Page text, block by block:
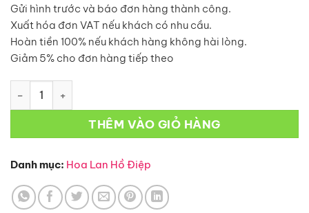
Gửi hình trước và báo đơn hàng thành công.
Xuất hóa đơn VAT nếu khách có nhu cầu.
Hoàn tiền 100% nếu khách hàng không hài lòng.
Giảm 5% cho đơn hàng tiếp theo
Hoa Lan Hồ Điệp-L33 số lượng
THÊM VÀO GIỎ HÀNG
Danh mục: Hoa Lan Hồ Điệp